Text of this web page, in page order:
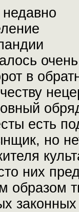
в
есть
но
них
образом